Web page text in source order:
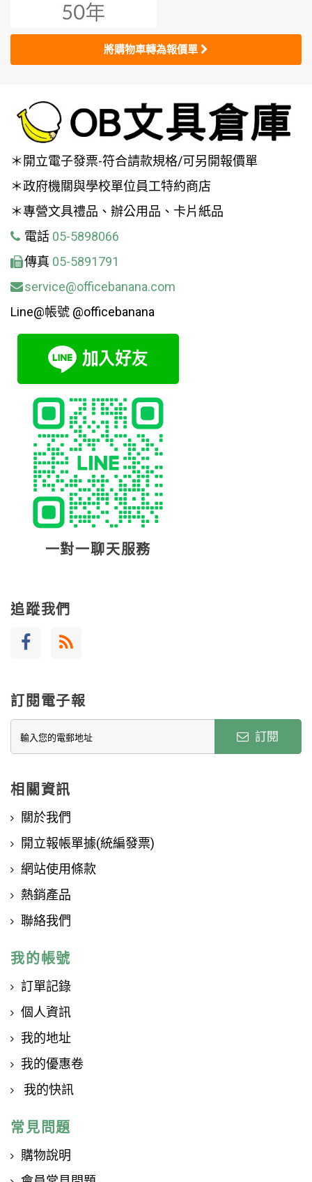
將購物車轉為報價單
＊開立電子發票-符合請款規格/可另開報價單
＊政府機關與學校單位員工特約商店
＊專營文具禮品、辦公用品、卡片紙品
電話 05-5898066
傳真 05-5891791
service@officebanana.com
Line@帳號 @officebanana
一對一聊天服務
追蹤我們
訂閱電子報
訂閱
相關資訊
關於我們
開立報帳單據(統編發票)
網站使用條款
熱銷產品
聯絡我們
我的帳號
訂單記錄
個人資訊
我的地址
我的優惠卷
我的快訊
常見問題
購物說明